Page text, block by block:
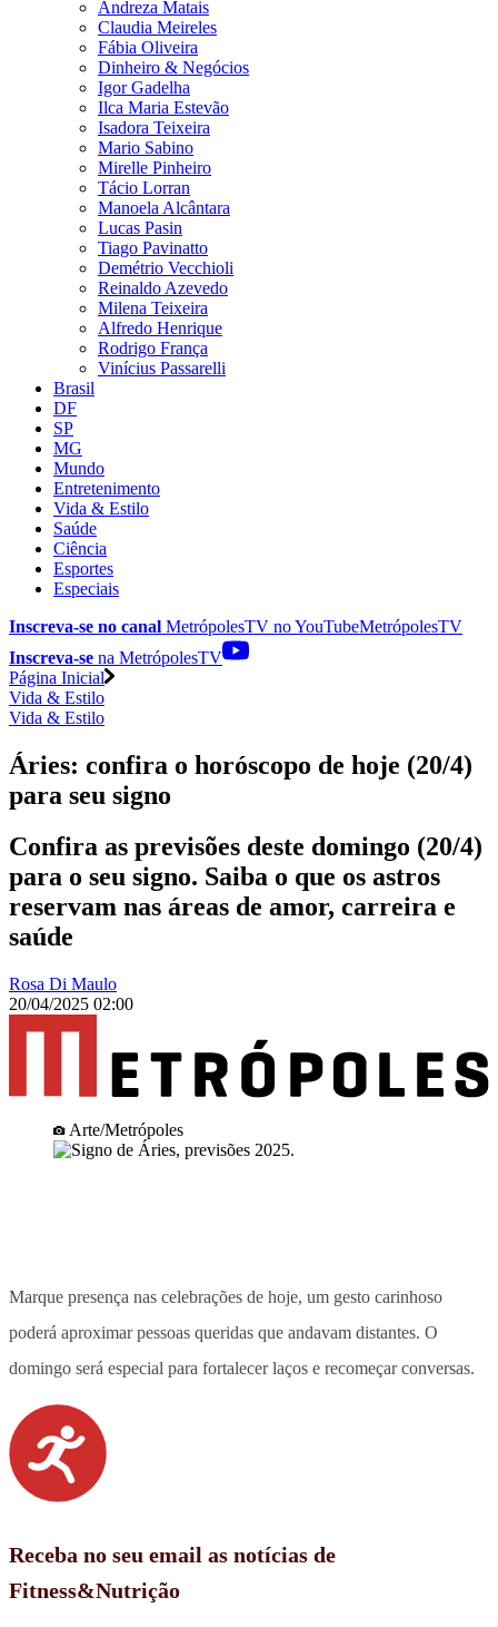
Andreza Matais
Claudia Meireles
Fábia Oliveira
Dinheiro & Negócios
Igor Gadelha
Ilca Maria Estevão
Isadora Teixeira
Mario Sabino
Mirelle Pinheiro
Tácio Lorran
Manoela Alcântara
Lucas Pasin
Tiago Pavinatto
Demétrio Vecchioli
Reinaldo Azevedo
Milena Teixeira
Alfredo Henrique
Rodrigo França
Vinícius Passarelli
Brasil
DF
SP
MG
Mundo
Entretenimento
Vida & Estilo
Saúde
Ciência
Esportes
Especiais
Inscreva-se no canal MetrópolesTV noYouTubeMetrópolesTV
Inscreva-se na MetrópolesTV
Página Inicial
Vida & Estilo
Vida & Estilo
Áries: confira o horóscopo de hoje (20/4)
para seu signo
Confira as previsões deste domingo (20/4)
para o seu signo. Saiba o que os astros
reservam nas áreas de amor, carreira e
saúde
Rosa Di Maulo
20/04/2025 02:00
Arte/Metrópoles
Marque presença nas celebrações de hoje, um gesto carinhoso
poderá aproximar pessoas queridas que andavam distantes. O
domingo será especial para fortalecer laços e recomeçar conversas.
Receba no seu email as notícias de
Fitness&Nutrição